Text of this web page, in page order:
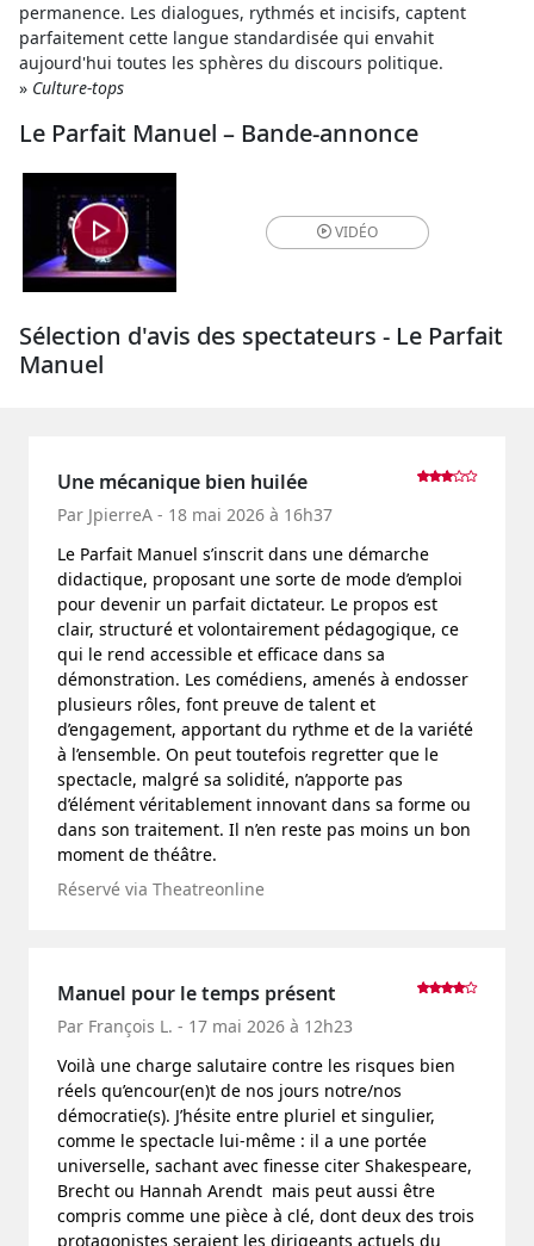
permanence. Les dialogues, rythmés et incisifs, captent
parfaitement cette langue standardisée qui envahit
aujourd'hui toutes les sphères du discours politique.
» Culture-tops
Le Parfait Manuel – Bande-annonce
VIDÉO
Sélection d'avis des spectateurs - Le Parfait
Manuel
Une mécanique bien huilée
Par JpierreA - 18 mai 2026 à 16h37
Le Parfait Manuel s’inscrit dans une démarche
didactique, proposant une sorte de mode d’emploi
pour devenir un parfait dictateur. Le propos est
clair, structuré et volontairement pédagogique, ce
qui le rend accessible et efficace dans sa
démonstration. Les comédiens, amenés à endosser
plusieurs rôles, font preuve de talent et
d’engagement, apportant du rythme et de la variété
à l’ensemble. On peut toutefois regretter que le
spectacle, malgré sa solidité, n’apporte pas
d’élément véritablement innovant dans sa forme ou
dans son traitement. Il n’en reste pas moins un bon
moment de théâtre.
Réservé via Theatreonline
Manuel pour le temps présent
Par François L. - 17 mai 2026 à 12h23
Voilà une charge salutaire contre les risques bien
réels qu’encour(en)t de nos jours notre/nos
démocratie(s). J’hésite entre pluriel et singulier,
comme le spectacle lui-même : il a une portée
universelle, sachant avec finesse citer Shakespeare,
Brecht ou Hannah Arendt mais peut aussi être
compris comme une pièce à clé, dont deux des trois
protagonistes seraient les dirigeants actuels du